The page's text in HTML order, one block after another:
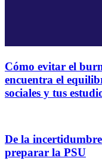
Cómo evitar el
encuentra el
sociales y tus
De la
preparar la PSU